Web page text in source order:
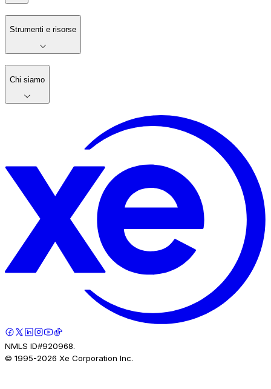
Strumenti e risorse
Chi siamo
NMLS ID#920968.
© 1995-2026 Xe Corporation Inc.